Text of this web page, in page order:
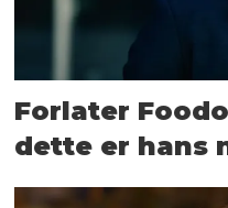
Forlater
dette er hans